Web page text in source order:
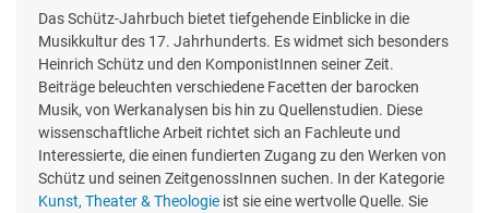
Das Schütz-Jahrbuch bietet tiefgehende Einblicke in die
Musikkultur des 17. Jahrhunderts. Es widmet sich besonders
Heinrich Schütz und den KomponistInnen seiner Zeit.
Beiträge beleuchten verschiedene Facetten der barocken
Musik, von Werkanalysen bis hin zu Quellenstudien. Diese
wissenschaftliche Arbeit richtet sich an Fachleute und
Interessierte, die einen fundierten Zugang zu den Werken von
Schütz und seinen ZeitgenossInnen suchen. In der Kategorie
Kunst, Theater & Theologie ist sie eine wertvolle Quelle. Sie